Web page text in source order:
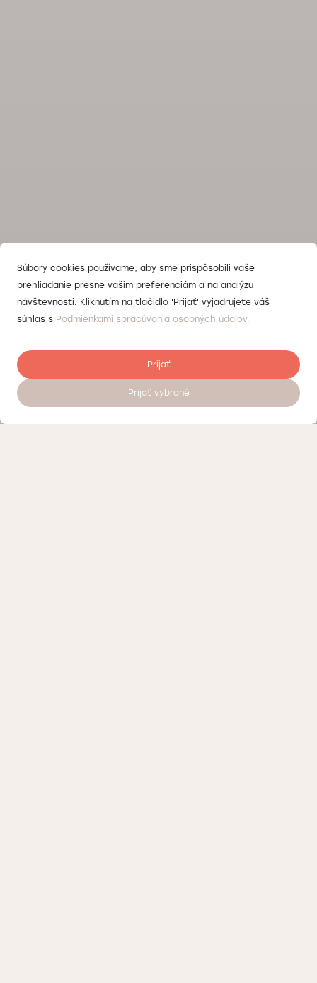
Súbory cookies používame, aby sme prispôsobili vaše
prehliadanie presne vašim preferenciám a na analýzu
návštevnosti. Kliknutím na tlačidlo 'Prijať' vyjadrujete váš
súhlas s Podmienkami spracúvania osobných údajov.
Prijať
Prijať vybrané
Objednať sa na vyšetrenie 24/7